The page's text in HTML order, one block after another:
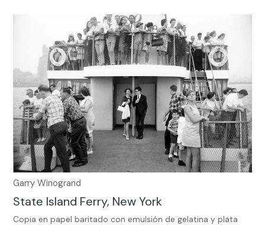
Garry Winogrand
State Island Ferry, New York
Copia en papel baritado con emulsión de gelatina y plata